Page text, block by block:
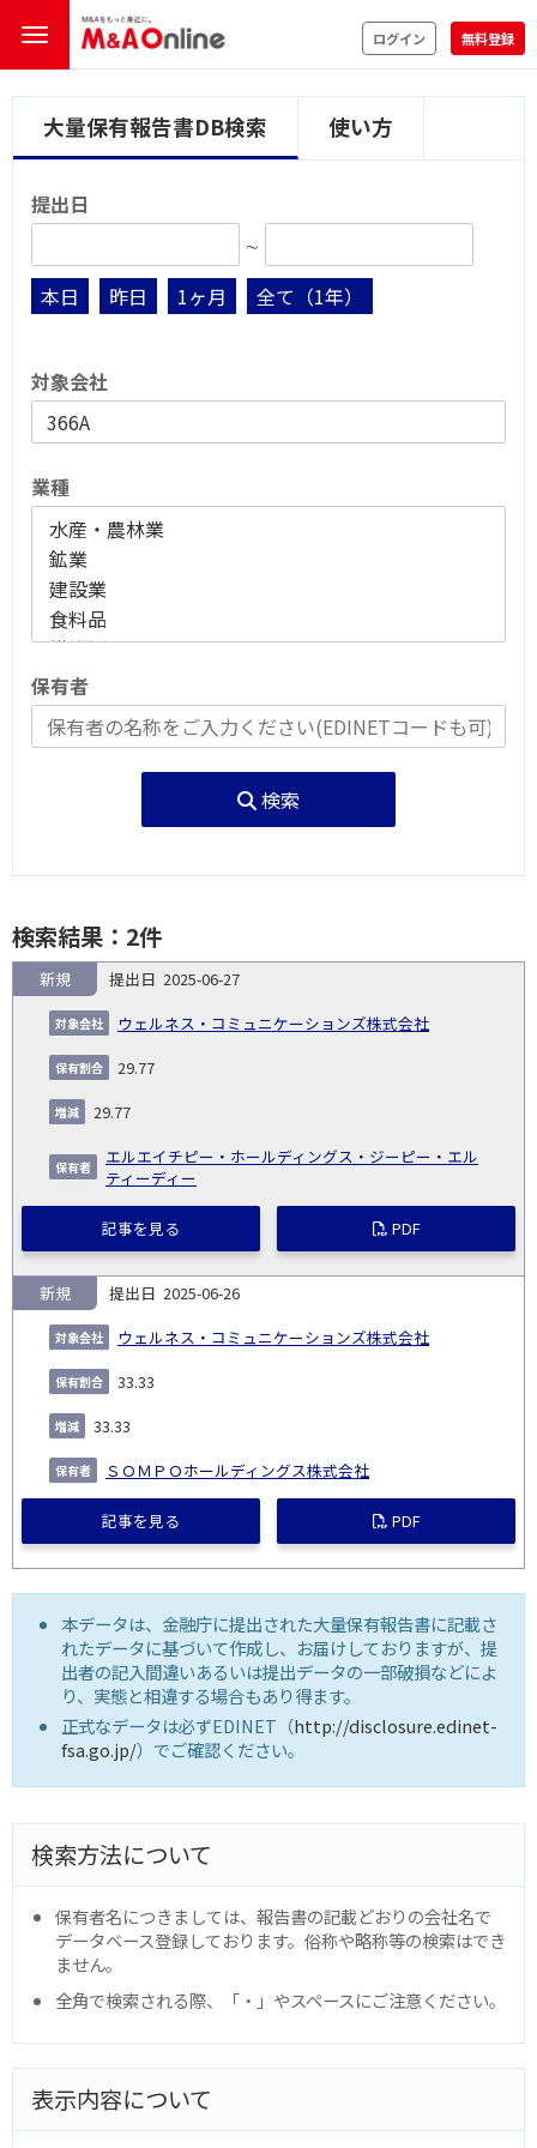
ログイン 無料登録
大量保有報告書DB検索 使い方
提出日
∼
本日
昨日 1ヶ月 全て（1年）
対象会社
業種
保有者
検索
検索結果：2件
NO.
告
義
務
発
生
日
提
日
証券
対
有
増
2025-06-27
ウェルネス・コミュニケーションズ株式会社
新規
29.77
29.77
エルエイチピー・ホールディングス・ジーピー・エル
ティーディー
記事を見る PDF
2025-06-26
ウェルネス・コミュニケーションズ株式会社
新規
33.33
33.33
ＳＯＭＰＯホールディングス株式会社
記事を見る PDF
本データは、金融庁に提出された大量保有報告書に記載さ
れたデータに基づいて作成し、お届けしておりますが、提
出者の記入間違いあるいは提出データの一部破損などによ
り、実態と相違する場合もあり得ます。
正式なデータは必ずEDINET（http://disclosure.edinet-
fsa.go.jp/）でご確認ください。
検索方法について
保有者名につきましては、報告書の記載どおりの会社名で
データベース登録しております。俗称や略称等の検索はでき
ません。
全角で検索される際、「・」やスペースにご注意ください。
表示内容について